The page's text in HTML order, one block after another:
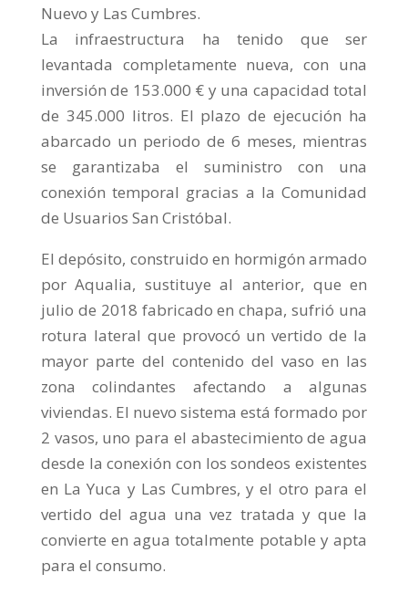
Nuevo y Las Cumbres.
La infraestructura ha tenido que ser
levantada completamente nueva, con una
inversión de 153.000 € y una capacidad total
de 345.000 litros. El plazo de ejecución ha
abarcado un periodo de 6 meses, mientras
se garantizaba el suministro con una
conexión temporal gracias a la Comunidad
de Usuarios San Cristóbal.
El depósito, construido en hormigón armado
por Aqualia, sustituye al anterior, que en
julio de 2018 fabricado en chapa, sufrió una
rotura lateral que provocó un vertido de la
mayor parte del contenido del vaso en las
zona colindantes afectando a algunas
viviendas. El nuevo sistema está formado por
2 vasos, uno para el abastecimiento de agua
desde la conexión con los sondeos existentes
en La Yuca y Las Cumbres, y el otro para el
vertido del agua una vez tratada y que la
convierte en agua totalmente potable y apta
para el consumo.